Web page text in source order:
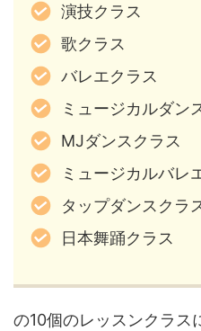
演技クラス
歌クラス
バレエクラス
ミュージカルダン
MJダンスクラス
ミュージカルバレ
タップダンスクラ
日本舞踊クラス
の10個のレッスンクラス